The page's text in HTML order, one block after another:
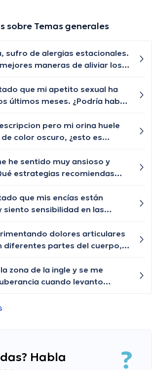
sobre Temas generales
sufro de alergias estacionales.
maneras de aliviar los
que mi apetito sexual ha
últimos meses. ¿Podría haber
pero mi orina huele
color oscuro, ¿esto es
sigue igual estoy muy
salud y necesito respuestas
he sentido muy ansioso y
estrategias recomiendas
que mis encías están
sensibilidad en las
dolores articulares
diferentes partes del cuerpo,
dolores?
zona de la ingle y se me
cuando levanto
normal? no hago mucho
Habla